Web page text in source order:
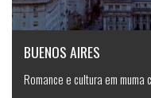
BUENOS AIRES
Romance e cultura em